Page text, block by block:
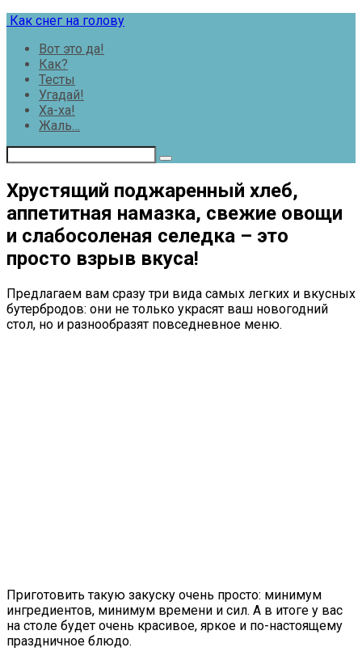
Перейти
контенту
Как снег на голову
Вот это да!
Как?
Тесты
Угадай!
Ха-ха!
Жаль…
Хрустящий поджаренный хлеб,
аппетитная намазка, свежие овощи
и слабосоленая селедка – это
просто взрыв вкуса!
Предлагаем вам сразу три вида самых легких и вкусных
бутербродов: они не только украсят ваш новогодний
стол, но и разнообразят повседневное меню.
Приготовить такую закуску очень просто: минимум
ингредиентов, минимум времени и сил. А в итоге у вас
на столе будет очень красивое, яркое и по-настоящему
праздничное блюдо.